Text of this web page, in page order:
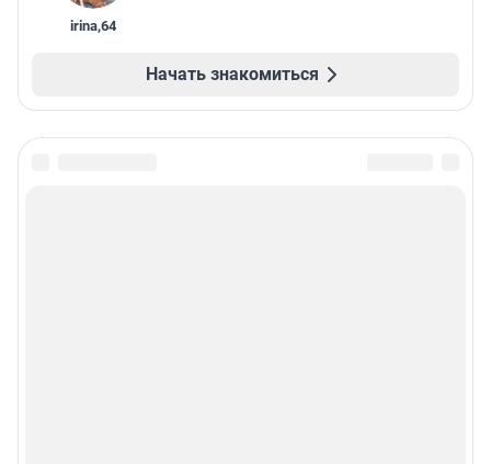
irina,64
Начать знакомиться